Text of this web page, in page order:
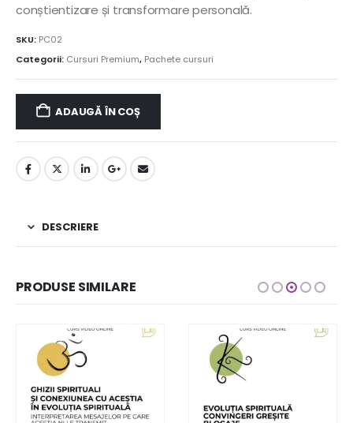
conștientizare și transformare personală.
SKU: PC02
Categorii: Cursuri Premium, Pachete cursuri
ADAUGĂ ÎN COȘ
DESCRIERE
PRODUSE SIMILARE